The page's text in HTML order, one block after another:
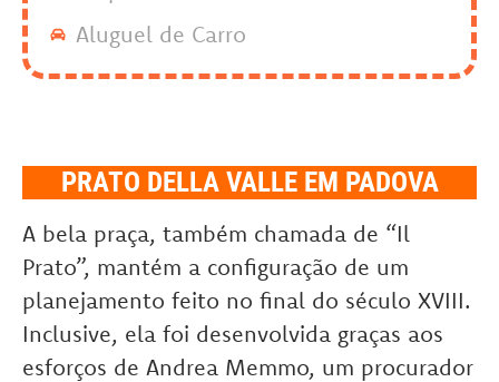
Aluguel de Carro
PRATO DELLA VALLE EM PADOVA
A bela praça, também chamada de “Il
Prato”, mantém a configuração de um
planejamento feito no final do século XVIII.
Inclusive, ela foi desenvolvida graças aos
esforços de Andrea Memmo, um procurador